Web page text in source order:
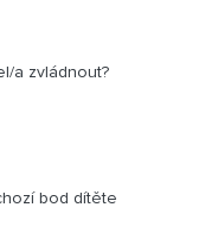
a zvládnout?
bod dítěte